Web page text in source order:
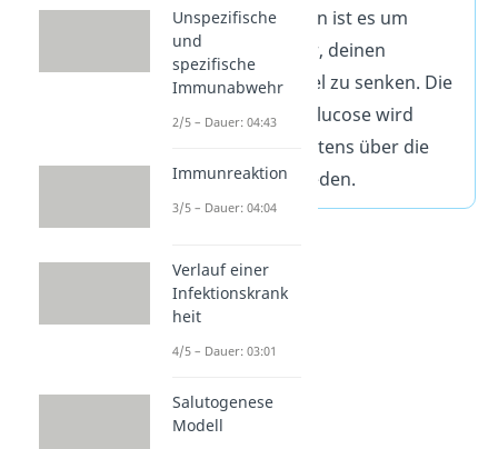
richtig. Deswegen ist es um
einiges schwerer, deinen
Blutzuckerspiegel zu senken. Die
überschüssige Glucose wird
letztendlich meistens über die
Blase ausgeschieden.
Unspezifische
und
spezifische
Immunabwehr
2/5 – Dauer: 04:43
Immunreaktion
3/5 – Dauer: 04:04
Verlauf einer
Infektionskrank
heit
4/5 – Dauer: 03:01
Salutogenese
Modell